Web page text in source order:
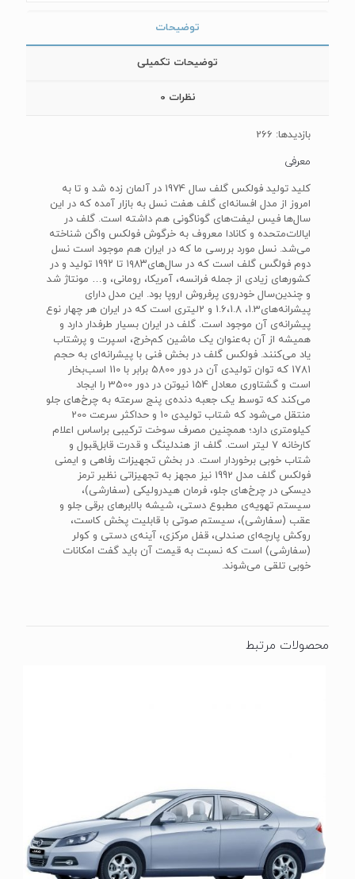
توضیحات
توضیحات تکمیلی
نظرات 0
بازدیدها: 266
معرفی
کلید تولید فولکس گلف سال 1974 در آلمان زده شد و تا به
امروز از مدل افسانه‌ای گلف هفت نسل به بازار آمده که در این
سال‌ها فیس لیفت‌های گونا‌گونی هم داشته است. گلف در
ایالات‌متحده و کانادا معروف به خرگوش فولکس واگن شناخته
می‌شد. نسل مورد بررسی ما که در ایران هم موجود است نسل
دوم فولگس گلف است که در سال‌های۱۹۸۳ تا 199۲ تولید و در
کشورهای زیادی از جمله فرانسه‌، آمریکا‌، رومانی‌، و… مونتاژ شد
و چندین‌سال خودروی پرفروش اروپا بود. این مدل دارای
پیشرانه‌های1.3، 1.6،1.8 و 2لیتری است که در ایران هر چهار نوع
پیشرانه‌ی آن موجود است. گلف در ایران بسیار طرفدار دارد و
همیشه از آن به‌عنوان یک ماشین کم‌خرج، اسپرت و پر‌شتاب
یاد می‌کنند. فولکس گلف در بخش فنی با پیشرانه‌ای به حجم
1781 که توان تولیدی آن در دور 5800 برابر با 110 اسب‌بخار
است و گشتاوری معادل 154 نیوتن در دور 3500 را ایجاد
می‌کند که توسط یک جعبه دنده‌ی پنج سرعته به چرخ‌های جلو
منتقل می‌شود که شتاب تولیدی 10 و حداکثر سرعت 200
کیلو‌متری دارد؛ همچنین مصرف سوخت ترکیبی براساس اعلام
کارخانه 7 لیتر است. گلف از هندلینگ و قدرت قابل‌قبول و
شتاب خوبی برخوردار است. در بخش تجهیزات رفاهی و ایمنی
فولکس گلف مدل 1992 نیز مجهز به تجهیزاتی نظیر ترمز
دیسکی در چرخ‌های جلو، فرمان هیدرولیکی (سفارشی)‌،
سیستم تهویه‌ی مطبوع دستی، شیشه بالابرهای برقی جلو و
عقب (سفارشی)‌، سیستم صوتی با قابلیت پخش کاست،
روکش پارچه‌ای صندلی، قفل مرکزی، آینه‌ی دستی و کولر
(سفارشی) است که نسبت به قیمت آن باید گفت امکانات
خوبی تلقی می‌شوند.
محصولات مرتبط